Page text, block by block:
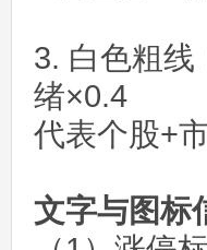
3. 白色粗线
绪×0.4
代表个股+
文字与图标